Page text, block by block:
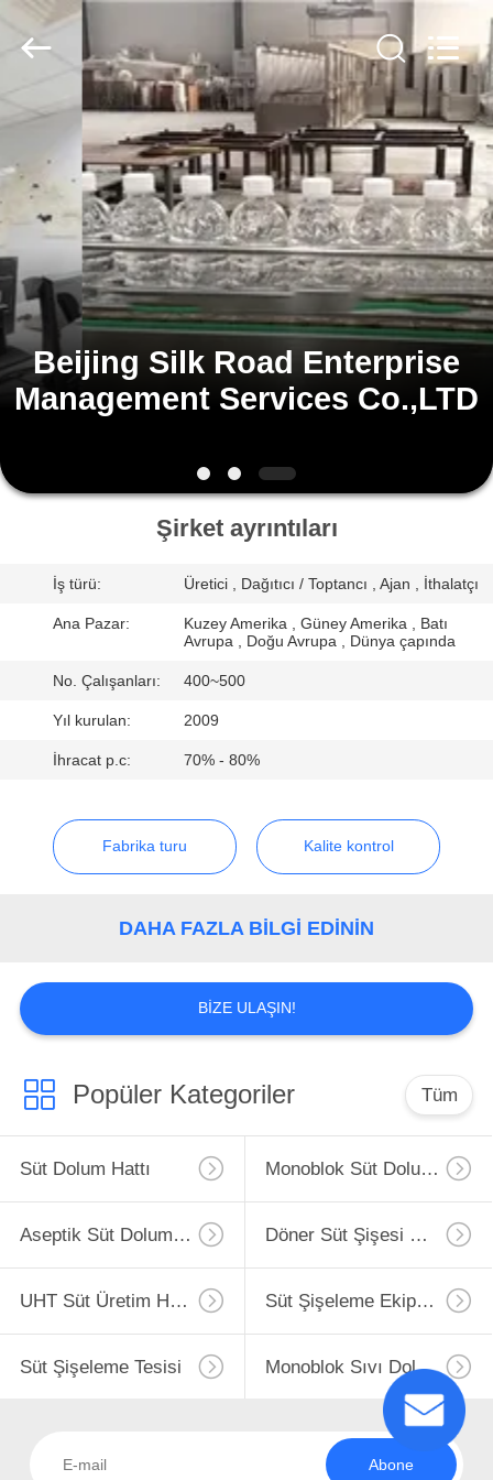
EV
ÜRÜN:%
S
HAKKIMIZDA
FABRIKA
TURU
KALITE
KONTROL
BIZE
TEKLIF
ISTEĞI
SITE
HARITASI
PRIVACY
Enterprise
Management
Services
Beijing Silk Road Enterprise
Management Services Co.,LTD
Şirket ayrıntıları
İş türü: Üretici , Dağıtıcı / Toptancı , Ajan , İthalatçı
Ana Pazar:
Kuzey Amerika , Güney Amerika , Batı
Avrupa , Doğu Avrupa , Dünya çapında
No. Çalışanları: 400~500
Yıl kurulan: 2009
İhracat p.c: 70% - 80%
Fabrika turu Kalite kontrol
DAHA FAZLA BILGI EDININ
BIZE ULAŞIN!
Popüler Kategoriler Tüm
Süt Dolum Hattı Monoblok Süt Dolum Hattı
Aseptik Süt Dolum Hattı Döner Süt Şişesi Dolum Hattı
UHT Süt Üretim Hattı Süt Şişeleme Ekipmanları
Süt Şişeleme Tesisi Monoblok Sıvı Dolum Makinası
Abone